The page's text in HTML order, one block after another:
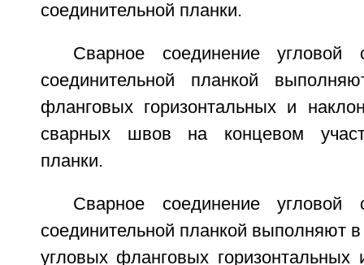
соединительной планки.
Сварное соединение угловой
соединительной планкой
фланговых горизонтальных и
сварных швов на концевом
планки.
Сварное соединение угловой
соединительной планкой выполняют
угловых фланговых горизонтальных